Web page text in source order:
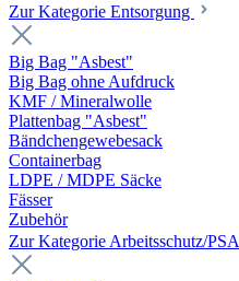
Zur Kategorie Entsorgung
Big Bag "Asbest"
Big Bag ohne Aufdruck
KMF / Mineralwolle
Plattenbag "Asbest"
Bändchengewebesack
Containerbag
LDPE / MDPE Säcke
Fässer
Zubehör
Zur Kategorie Arbeitsschutz/PSA